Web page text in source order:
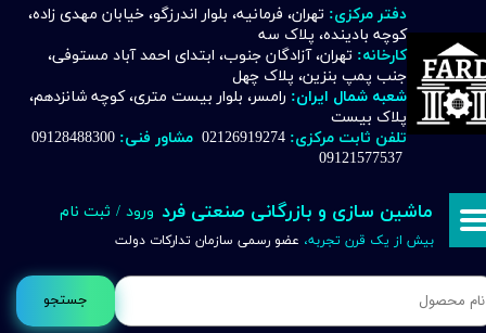
جستجو
دفتر مرکزی: تهران، فرمانیه، بلوار اندرزگو، خیابان مهدی زاده،
کوچه بادینده، پلاک سه
کارخانه: تهران، آزادگان جنوب، ابتدای احمد آباد مستوفی،
جنب پمپ بنزین، پلاک چهل
شعبه شمال ایران: رامسر، بلوار بیست متری، کوچه شانزدهم،
پلاک بیست
تلفن ثابت مرکزی: 02126919274 مشاور فنی:
09121577537
ماشین سازی و بازرگانی صنعتی فرد
بیش از یک قرن تجربه، عضو رسمی سازمان تدارکات دولت
ورود / ثبت نام
حساب کاربری من
تغییر گذر واژه
خروج از حساب کاربری